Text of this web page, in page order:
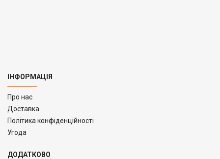
ІНФОРМАЦІЯ
Про нас
Доставка
Політика конфіденційності
Угода
ДОДАТКОВО